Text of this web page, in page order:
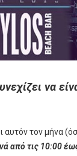
να
αυτόν τον μήνα
από τις 10:00